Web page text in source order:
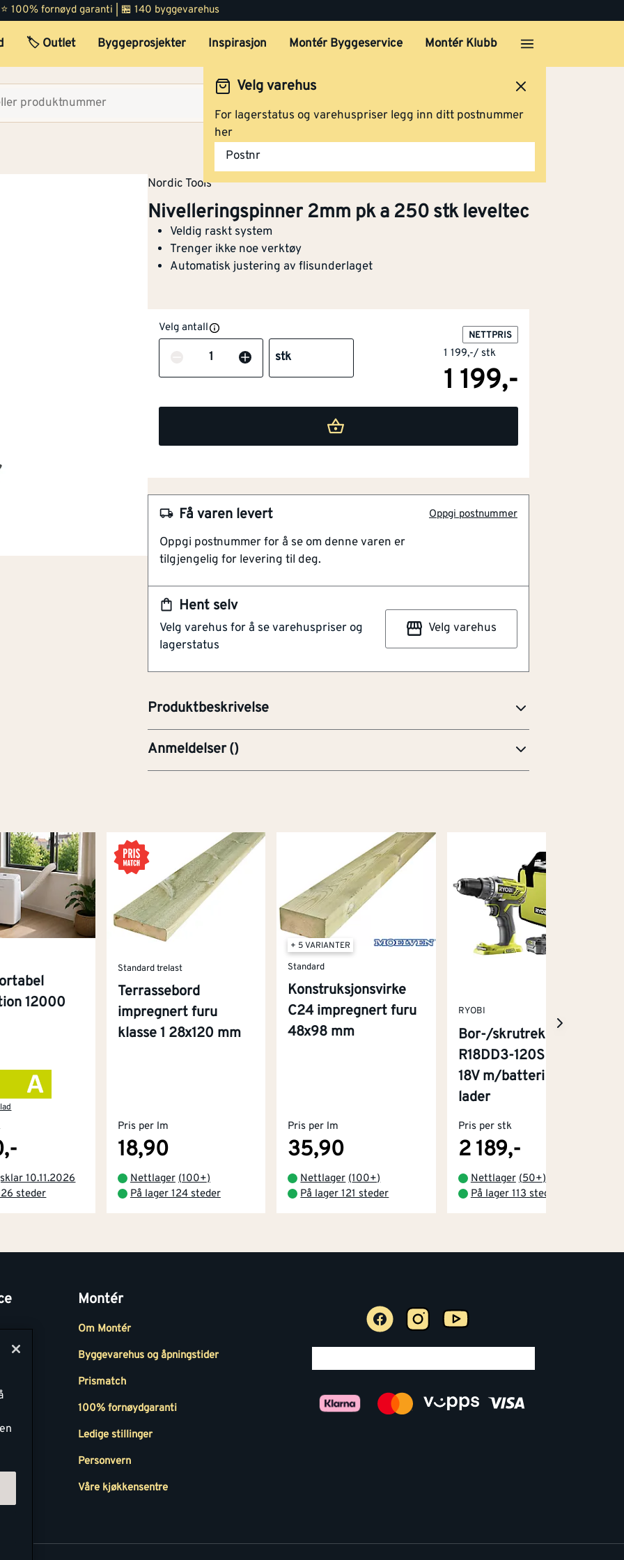
100% fornøyd garanti | 🏪 140 byggevarehus
🏷️ Outlet Byggeprosjekter Inspirasjon Montér Byggeservice Montér Klubb
Velg varehus
For lagerstatus og varehuspriser legg inn ditt postnummer
her
Postnr
Nordic Tools
Nivelleringspinner 2mm pk a 250 stk leveltec
Veldig raskt system
Trenger ikke noe verktøy
Automatisk justering av flisunderlaget
Velg antall
Antall stk
NETTPRIS
1 199,-/ stk
1 199,-
Hent selv
Velg varehus for å se varehuspriser og
lagerstatus
Velg varehus
Få varen levert Oppgi postnummer
Oppgi postnummer for å se om denne varen er
tilgjengelig for levering til deg.
Produktbeskrivelse
Trenger ikke noe verktøy
Nivelleringspinner 2mm pk a 250 stk leveltec. Det første skru og klikk
storformatflis. Fordeler med Leveltec systemet: Trenger ikke noe
verktøy. Rask posisjonering uten skruing. Automatisk justering av
flisunderlaget. Redusert installasjonstid med 50% sammenlignet med
andre systemer. Enkel justering med rotasjon på noen få grader for å
Anmeldelser()
12000
10.11.2026
steder
Standard trelast
Terrassebord
impregnert furu
klasse 1 28x120 mm
Pris per lm
18,90
Nettlager (100+)
På lager 124 steder
+ 5 VARIANTER
Standard
Konstruksjonsvirke
C24 impregnert furu
48x98 mm
Pris per lm
35,90
Nettlager (100+)
På lager 121 steder
RYOBI
Bor-/skrutrekker
R18DD3-120S One+
18V m/batteri og
lader
Pris per stk
2 189,-
Nettlager (50+)
På lager 113 steder
Montér
Om Montér
Byggevarehus og åpningstider
Prismatch
100% fornøydgaranti
Ledige stillinger
Personvern
Våre kjøkkensentre